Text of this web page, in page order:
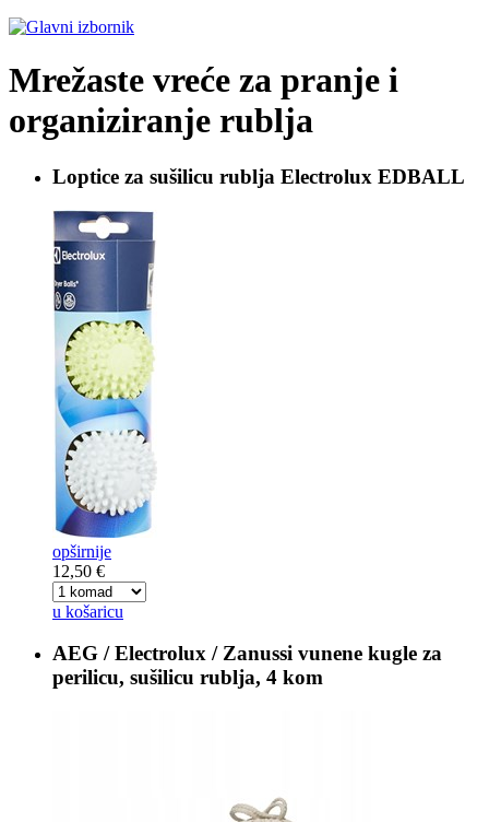
Mrežaste vreće za pranje i
organiziranje rublja
Loptice za sušilicu rublja Electrolux EDBALL
opširnije
12,50 €
u košaricu
AEG / Electrolux / Zanussi vunene kugle za
perilicu, sušilicu rublja, 4 kom